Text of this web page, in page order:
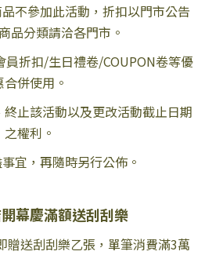
不參加此活動，折扣以門市公告
品分類請洽各門市。
員折扣/生日禮卷/COUPON卷等優
合併使用。
終止該活動以及更改活動截止日期
之權利。
宜，再隨時另行公佈。
幕慶滿額送刮刮樂
贈送刮刮樂乙張，單筆消費滿3萬